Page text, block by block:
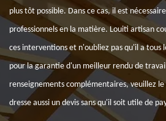
plus tôt possible. Dans ce cas, il est
professionnels en la matière. Louiti artisan
ces interventions et n'oubliez pas qu'il a tous
pour la garantie d'un meilleur rendu de
renseignements complémentaires, veuillez
dresse aussi un devis sans qu'il soit utile de